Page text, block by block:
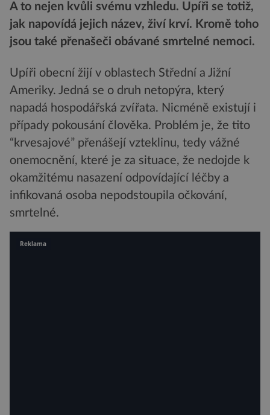
A to nejen kvůli svému vzhledu. Upíři se totiž,
jak napovídá jejich název, živí krví. Kromě toho
jsou také přenašeči obávané smrtelné nemoci.
Upíři obecní žijí v oblastech Střední a Jižní
Ameriky. Jedná se o druh netopýra, který
napadá hospodářská zvířata. Nicméně existují i
případy pokousání člověka. Problém je, že tito
“krvesajové” přenášejí vzteklinu, tedy vážné
onemocnění, které je za situace, že nedojde k
okamžitému nasazení odpovídající léčby a
infikovaná osoba nepodstoupila očkování,
smrtelné.
Reklama